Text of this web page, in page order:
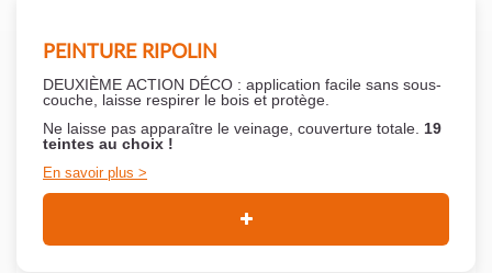
PEINTURE RIPOLIN
DEUXIÈME ACTION DÉCO : application facile sans sous-
couche, laisse respirer le bois et protège.
Ne laisse pas apparaître le veinage, couverture totale. 19
teintes au choix !
En savoir plus